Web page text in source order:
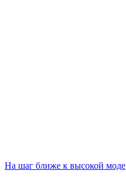
На шаг ближе к высокой моде